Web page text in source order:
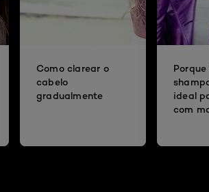
Como clarear o
cabelo
gradualmente
ideal
com